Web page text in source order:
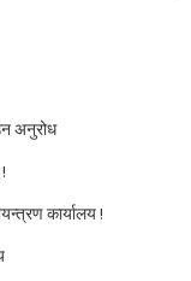
अनुरोध
कार्यालय !